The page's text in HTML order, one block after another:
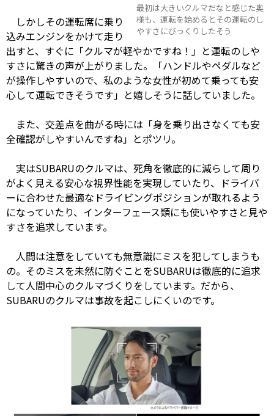
最初は大きいクルマだなと感じた奥
様も、運転を始めるとその運転のし
やすさにびっくりしたそう
しかしその運転席に乗り
込みエンジンをかけて走り
出すと、すぐに「クルマが軽やかですね！」と運転のしや
すさに驚きの声が上がりました。「ハンドルやペダルなど
が操作しやすいので、私のような女性が初めて乗っても安
心して運転できそうです」と嬉しそうに話していました。
また、交差点を曲がる時には「身を乗り出さなくても安
全確認がしやすいんですね」とポツリ。
実はSUBARUのクルマは、死角を徹底的に減らして周り
がよく見える安心な視界性能を実現していたり、ドライバ
ーに合わせた最適なドライビングポジションが取れるよう
になっていたり、インターフェース類にも使いやすさと見や
すさを追求しています。
人間は注意をしていても無意識にミスを犯してしまうも
の。そのミスを未然に防ぐことをSUBARUは徹底的に追求
して人間中心のクルマづくりをしています。だから、
SUBARUのクルマは事故を起こしにくいのです。